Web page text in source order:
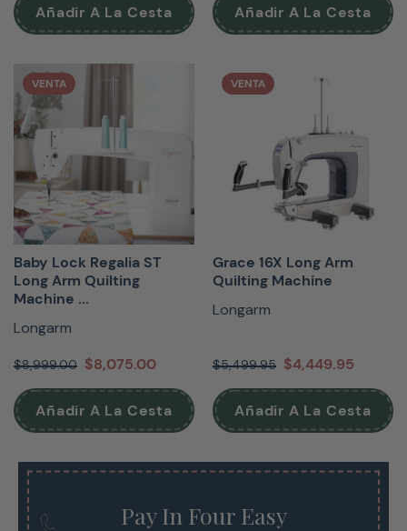
Añadir A La Cesta Añadir A La Cesta
VENTA
Baby Lock Regalia ST
Long Arm Quilting
Machine ...
Longarm
$8,999.00 $8,075.00
Añadir A La Cesta
VENTA
Grace 16X Long Arm
Quilting Machine
Longarm
$5,499.95 $4,449.95
Añadir A La Cesta
Pay In Four Easy